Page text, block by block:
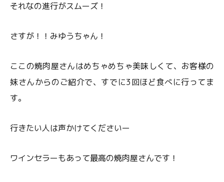
それなの進行がスムーズ！
さすが！！みゆうちゃん！
ここの焼肉屋さんはめちゃめちゃ美味しくて、お客様の
妹さんからのご紹介で、すでに3回ほど食べに行ってま
す。
行きたい人は声かけてくださいー
ワインセラーもあって最高の焼肉屋さんです！